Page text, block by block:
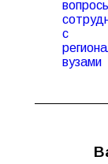
запись:
с
вузами